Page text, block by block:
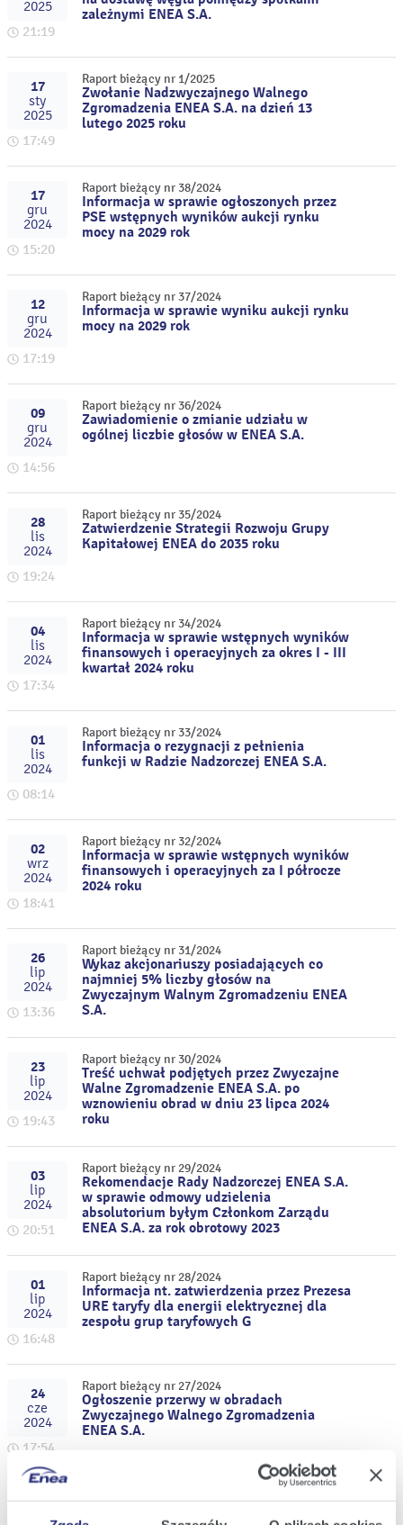
2025
21:19
zależnymi ENEA S.A.
17
sty
2025
17:49
Raport bieżący nr 1/2025
Zwołanie Nadzwyczajnego Walnego
Zgromadzenia ENEA S.A. na dzień 13
lutego 2025 roku
17
gru
2024
15:20
Raport bieżący nr 38/2024
Informacja w sprawie ogłoszonych przez
PSE wstępnych wyników aukcji rynku
mocy na 2029 rok
12
gru
2024
17:19
Raport bieżący nr 37/2024
Informacja w sprawie wyniku aukcji rynku
mocy na 2029 rok
09
gru
2024
14:56
Raport bieżący nr 36/2024
Zawiadomienie o zmianie udziału w
ogólnej liczbie głosów w ENEA S.A.
28
lis
2024
19:24
Raport bieżący nr 35/2024
Zatwierdzenie Strategii Rozwoju Grupy
Kapitałowej ENEA do 2035 roku
04
lis
2024
17:34
Raport bieżący nr 34/2024
Informacja w sprawie wstępnych wyników
finansowych i operacyjnych za okres I - III
kwartał 2024 roku
01
lis
2024
08:14
Raport bieżący nr 33/2024
Informacja o rezygnacji z pełnienia
funkcji w Radzie Nadzorczej ENEA S.A.
02
wrz
2024
18:41
Raport bieżący nr 32/2024
Informacja w sprawie wstępnych wyników
finansowych i operacyjnych za I półrocze
2024 roku
26
lip
2024
13:36
Raport bieżący nr 31/2024
Wykaz akcjonariuszy posiadających co
najmniej 5% liczby głosów na
Zwyczajnym Walnym Zgromadzeniu ENEA
S.A.
23
lip
2024
19:43
Raport bieżący nr 30/2024
Treść uchwał podjętych przez Zwyczajne
Walne Zgromadzenie ENEA S.A. po
wznowieniu obrad w dniu 23 lipca 2024
roku
03
lip
2024
20:51
Raport bieżący nr 29/2024
Rekomendacje Rady Nadzorczej ENEA S.A.
w sprawie odmowy udzielenia
absolutorium byłym Członkom Zarządu
ENEA S.A. za rok obrotowy 2023
01
lip
2024
16:48
Raport bieżący nr 28/2024
Informacja nt. zatwierdzenia przez Prezesa
URE taryfy dla energii elektrycznej dla
zespołu grup taryfowych G
24
cze
2024
17:54
Raport bieżący nr 27/2024
Ogłoszenie przerwy w obradach
Zwyczajnego Walnego Zgromadzenia
ENEA S.A.
31